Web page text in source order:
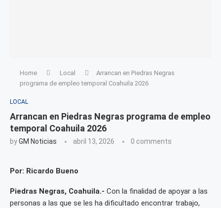
Home Local
Arrancan en Piedras Negras
programa de empleo temporal Coahuila 2026
LOCAL
Arrancan en Piedras Negras programa de empleo
temporal Coahuila 2026
byGM Noticias abril 13, 2026 0 comments
Por: Ricardo Bueno
Piedras Negras, Coahuila.- Con la finalidad de apoyar a las
personas a las que se les ha dificultado encontrar trabajo,